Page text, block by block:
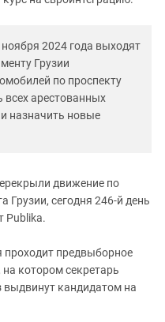
2024 года выходят
Грузии
по проспекту
всех арестованных
назначить новые
движение по
Грузии, сегодня 246-й день
Publika.
предвыборное
котором секретарь
выдвинут кандидатом на